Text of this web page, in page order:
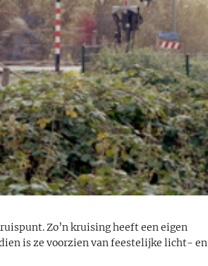
Zo’n kruising heeft een eigen
is ze voorzien van feestelijke licht- en